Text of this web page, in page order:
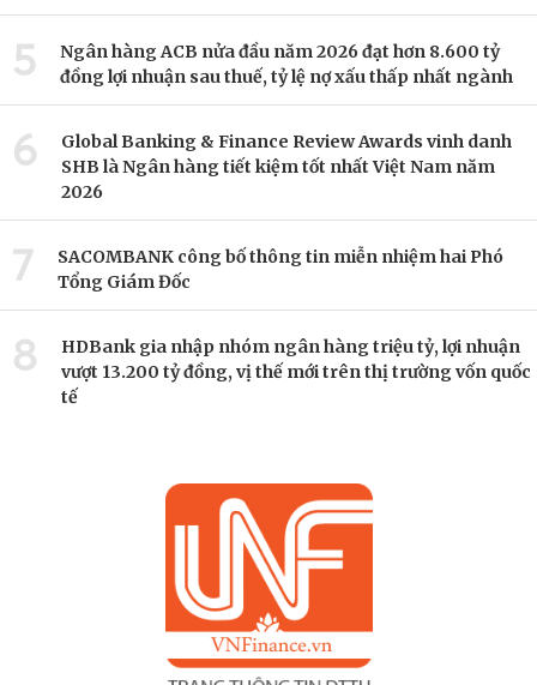
5
Ngân hàng ACB nửa đầu năm 2026 đạt hơn 8.600 tỷ
đồng lợi nhuận sau thuế, tỷ lệ nợ xấu thấp nhất ngành
6
Global Banking & Finance Review Awards vinh danh
SHB là Ngân hàng tiết kiệm tốt nhất Việt Nam năm
2026
7
SACOMBANK công bố thông tin miễn nhiệm hai Phó
Tổng Giám Đốc
8
HDBank gia nhập nhóm ngân hàng triệu tỷ, lợi nhuận
vượt 13.200 tỷ đồng, vị thế mới trên thị trường vốn quốc
tế